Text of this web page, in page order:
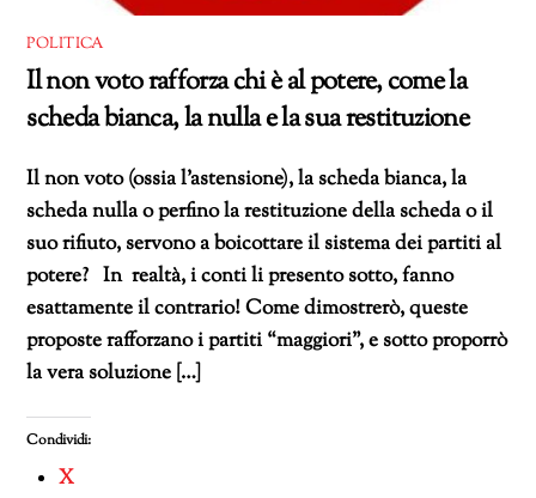
POLITICA
Il non voto rafforza chi è al potere, come la
scheda bianca, la nulla e la sua restituzione
Il non voto (ossia l’astensione), la scheda bianca, la
scheda nulla o perfino la restituzione della scheda o il
suo rifiuto, servono a boicottare il sistema dei partiti al
potere? In realtà, i conti li presento sotto, fanno
esattamente il contrario! Come dimostrerò, queste
proposte rafforzano i partiti “maggiori”, e sotto proporrò
la vera soluzione […]
Condividi:
X